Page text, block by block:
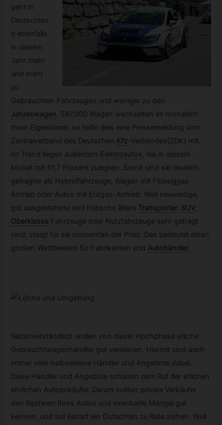
geht in
Deutschlan
d ebenfalls
in diesem
Jahr mehr
und mehr
zu
Gebrauchten Fahrzeugen und weniger zu den
Jahreswagen. 587.000 Wagen wechselten im monatlich
Ihren Eigentümer, so teilte dies eine Pressemeldung vom
Zentralverband des Deutschen Kfz-Verbandes(ZDK) mit.
Im Trend liegen außerdem Elektroautos, die in diesem
Monat mit 61,7 Prozent zulegten. Somit sind sie deutlich
gefragter als Hybridfahrzeuge, Wagen mit Flüssiggas
Antrieb oder Autos mit Erdgas-Antrieb. Weil neuwertige,
gut ausgestattete und hübsche ältere Transporter, SUV,
Oberklasse Fahrzeuge oder Nutzfahrzeuge sehr gefragt
sind, steigt für sie momentan der Preis. Das bedeutet einen
großen Wettbewerb für Fabrikanten und Autohändler.
Selbstverständlich wollen von dieser Hochphase etliche
Gebrauchtwagenhändler gut verdienen. Hiermit sind auch
immer viele halbseidene Händler und Angebote dabei.
Diese Händler und Angebote schaden dem Ruf der etlichen
ehrlichen Autoankäufer. Darum sollten private Verkäufer
den Restwert Ihres Autos und eventuelle Mängel gut
kennen, und bei Bedarf ein Gutachten zu Rate ziehen. Weil